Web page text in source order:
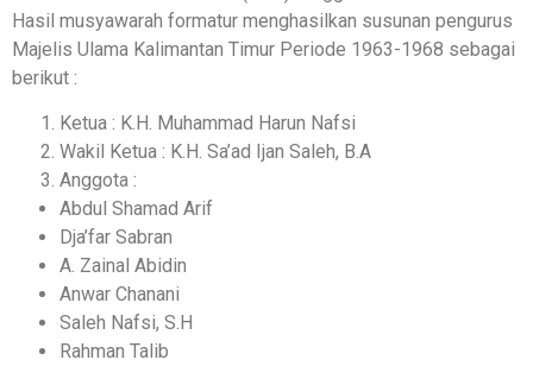
Hasil musyawarah formatur menghasilkan susunan pengurus
Majelis Ulama Kalimantan Timur Periode 1963-1968 sebagai
berikut :
Ketua : K.H. Muhammad Harun Nafsi
Wakil Ketua : K.H. Sa’ad Ijan Saleh, B.A
Anggota :
Abdul Shamad Arif
Dja’far Sabran
A. Zainal Abidin
Anwar Chanani
Saleh Nafsi, S.H
Rahman Talib